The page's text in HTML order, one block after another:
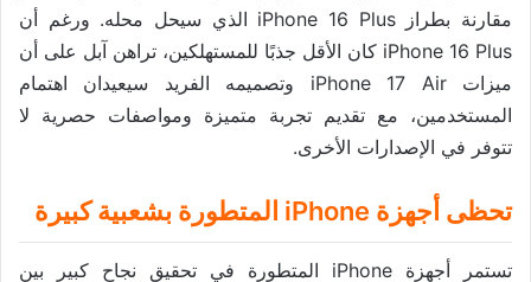
مقارنة بطراز iPhone 16 Plus الذي سيحل محله. ورغم أن
iPhone 16 Plus كان الأقل جذبًا للمستهلكين، تراهن آبل على أن
ميزات iPhone 17 Air وتصميمه الفريد سيعيدان اهتمام
المستخدمين، مع تقديم تجربة متميزة ومواصفات حصرية لا
تتوفر في الإصدارات الأخرى.
تحظى أجهزة iPhone المتطورة بشعبية كبيرة
تستمر أجهزة iPhone المتطورة في تحقيق نجاح كبير بين